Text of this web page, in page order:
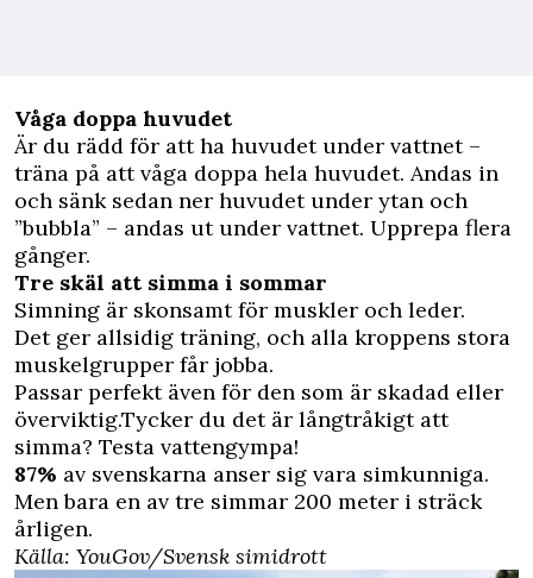
Våga doppa huvudet
Är du rädd för att ha huvudet under vattnet –
träna på att våga doppa hela huvudet. Andas in
och sänk sedan ner huvudet under ytan och
”bubbla” – andas ut under vattnet. Upprepa flera
gånger.
Tre skäl att simma i sommar
Simning är skonsamt för muskler och leder.
Det ger allsidig träning, och alla kroppens stora
muskelgrupper får jobba.
Passar perfekt även för den som är skadad eller
överviktig.Tycker du det är långtråkigt att
simma? Testa vattengympa!
87% av svenskarna anser sig vara simkunniga.
Men bara en av tre simmar 200 meter i sträck
årligen.
Källa: YouGov/Svensk simidrott